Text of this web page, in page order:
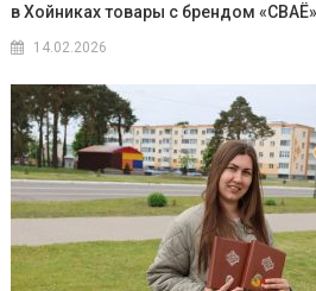
в Хойниках товары с брендом «СВАЁ»
14.02.2026